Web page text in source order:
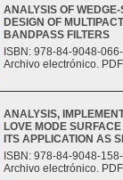
ANALYSIS OF
DESIGN OF
BANDPASS FILTERS
ISBN: 978-84-9048-
Archivo electrónico.
ANALYSIS,
LOVE MODE
ITS APPLICATION AS
ISBN: 978-84-9048-
Archivo electrónico.